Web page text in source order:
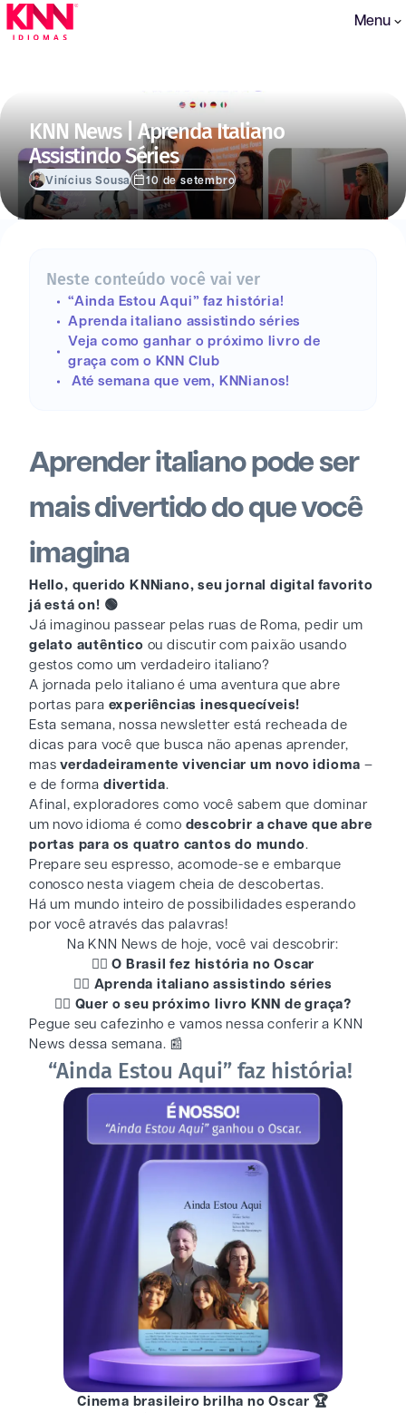
Menu
KNN News | Aprenda Italiano
Assistindo Séries
Vinícius Sousa 10 de setembro
Neste conteúdo você vai ver
“Ainda Estou Aqui” faz história!
Aprenda italiano assistindo séries
Veja como ganhar o próximo livro de
graça com o KNN Club
Até semana que vem, KNNianos!
Aprender italiano pode ser
mais divertido do que você
imagina
Hello, querido KNNiano, seu jornal digital favorito
já está on! 🟢
Já imaginou passear pelas ruas de Roma, pedir um
gelato autêntico ou discutir com paixão usando
gestos como um verdadeiro italiano?
A jornada pelo italiano é uma aventura que abre
portas para experiências inesquecíveis!
Esta semana, nossa newsletter está recheada de
dicas para você que busca não apenas aprender,
masverdadeiramente vivenciar um novo idioma –
e de forma divertida.
Afinal, exploradores como você sabem que dominar
um novo idioma é como descobrir a chave que abre
portas para os quatro cantos do mundo.
Prepare seu espresso, acomode-se e embarque
conosco nesta viagem cheia de descobertas.
Há um mundo inteiro de possibilidades esperando
por você através das palavras!
Na KNN News de hoje, você vai descobrir:
👉🏻 O Brasil fez história no Oscar
👉🏻 Aprenda italiano assistindo séries
👉🏻 Quer o seu próximo livro KNN de graça?
Pegue seu cafezinho e vamos nessa conferir a KNN
News dessa semana. 📰
“Ainda Estou Aqui” faz história!
Cinema brasileiro brilha no Oscar 🏆